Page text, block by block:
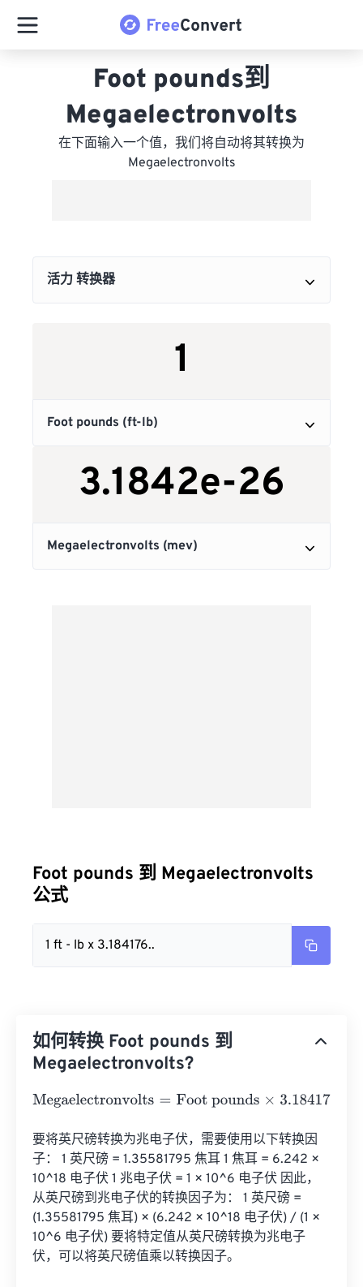
Foot pounds到
Megaelectronvolts
在下面输入一个值，我们将自动将其转换为
Megaelectronvolts
Foot pounds 到 Megaelectronvolts
公式
1 ft - lb x 3.184176..
如何转换 Foot pounds 到
Megaelectronvolts?
Megaelectronvolts=Foot pounds×3.1841763889169996
要将英尺磅转换为兆电子伏，需要使用以下转换因
子： 1 英尺磅 = 1.35581795 焦耳 1 焦耳 = 6.242 ×
10^18 电子伏 1 兆电子伏 = 1 × 10^6 电子伏 因此，
从英尺磅到兆电子伏的转换因子为： 1 英尺磅 =
(1.35581795 焦耳) × (6.242 × 10^18 电子伏) / (1 ×
10^6 电子伏) 要将特定值从英尺磅转换为兆电子
伏，可以将英尺磅值乘以转换因子。